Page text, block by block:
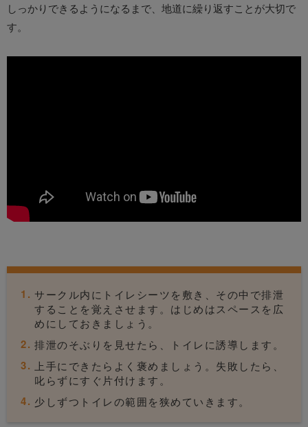
しっかりできるようになるまで、地道に繰り返すことが大切で
す。
サークル内にトイレシーツを敷き、その中で排泄
することを覚えさせます。はじめはスペースを広
めにしておきましょう。
排泄のそぶりを見せたら、トイレに誘導します。
上手にできたらよく褒めましょう。失敗したら、
叱らずにすぐ片付けます。
少しずつトイレの範囲を狭めていきます。